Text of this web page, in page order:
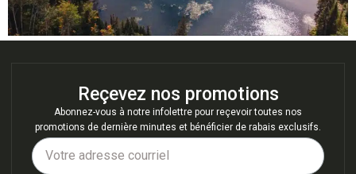
Reçevez nos promotions
Abonnez-vous à notre infolettre pour reçevoir toutes nos
promotions de dernière minutes et bénéficier de rabais exclusifs.